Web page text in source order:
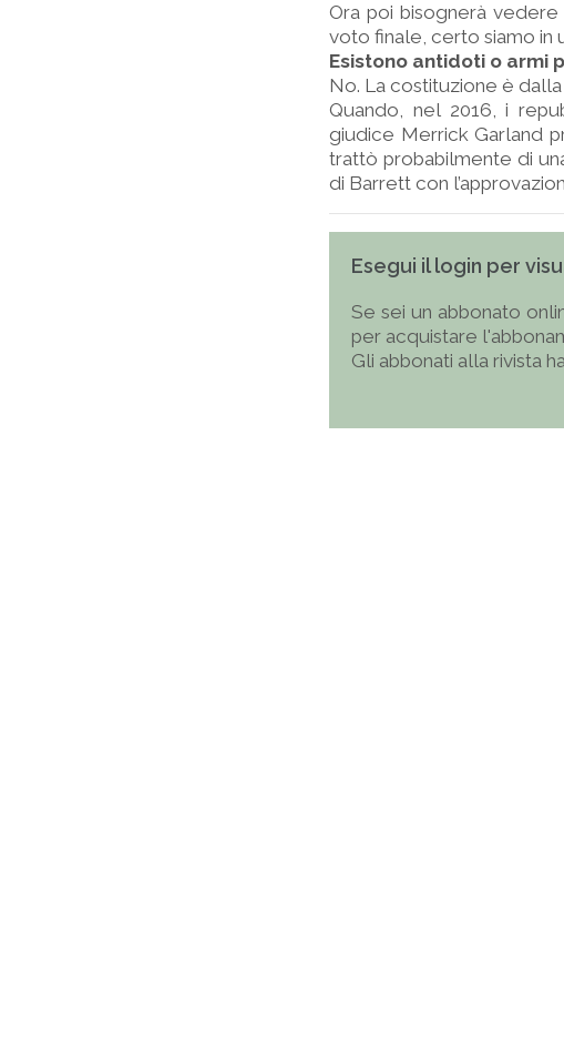
Ora poi bisognerà
voto finale, certo siamo in
Esistono antidoti o armi
No. La costituzione è dalla
Quando, nel 2016, i
giudice Merrick Garland
trattò probabilmente di
di Barrett con
Esegui il login per
Se sei un abbonato
per acquistare
Gli abbonati alla rivista